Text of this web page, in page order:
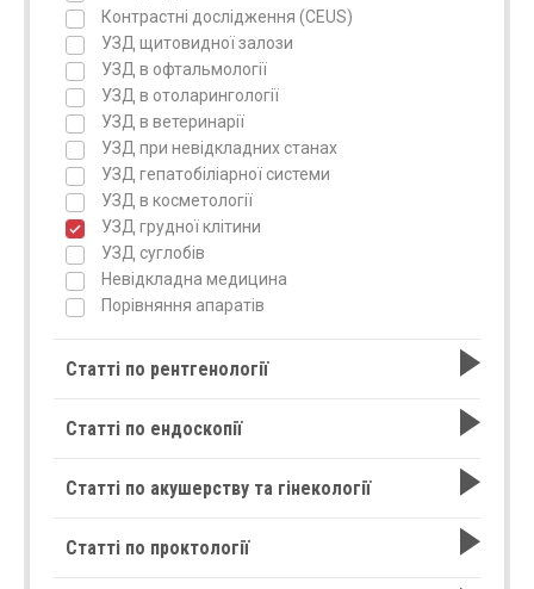
Контрастні дослідження (CEUS)
УЗД щитовидної залози
УЗД в офтальмології
УЗД в отоларингології
УЗД в ветеринарії
УЗД при невідкладних станах
УЗД гепатобіліарної системи
УЗД в косметології
УЗД грудної клітини
УЗД суглобів
Невідкладна медицина
Порівняння апаратів
Статті по рентгенології
Статті по ендоскопії
Статті по акушерству та гінекології
Статті по проктології